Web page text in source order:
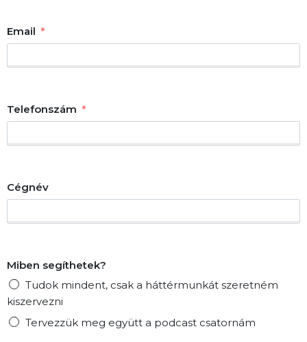
Email
Telefonszám
Cégnév
Miben segíthetek?
Tudok mindent, csak a háttérmunkát szeretném
kiszervezni
Tervezzük meg együtt a podcast csatornám